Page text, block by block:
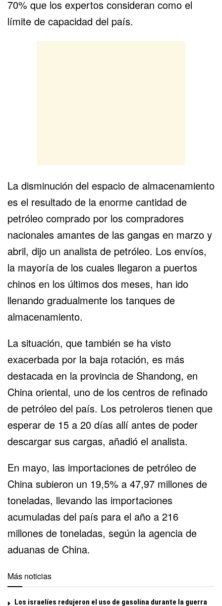
70% que los expertos consideran como el
límite de capacidad del país.
La disminución del espacio de almacenamiento
es el resultado de la enorme cantidad de
petróleo comprado por los compradores
nacionales amantes de las gangas en marzo y
abril, dijo un analista de petróleo. Los envíos,
la mayoría de los cuales llegaron a puertos
chinos en los últimos dos meses, han ido
llenando gradualmente los tanques de
almacenamiento.
La situación, que también se ha visto
exacerbada por la baja rotación, es más
destacada en la provincia de Shandong, en
China oriental, uno de los centros de refinado
de petróleo del país. Los petroleros tienen que
esperar de 15 a 20 días allí antes de poder
descargar sus cargas, añadió el analista.
En mayo, las importaciones de petróleo de
China subieron un 19,5% a 47,97 millones de
toneladas, llevando las importaciones
acumuladas del país para el año a 216
millones de toneladas, según la agencia de
aduanas de China.
Más noticias
Los israelíes redujeron el uso de gasolina durante la guerra